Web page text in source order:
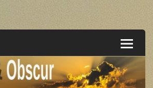
texturales